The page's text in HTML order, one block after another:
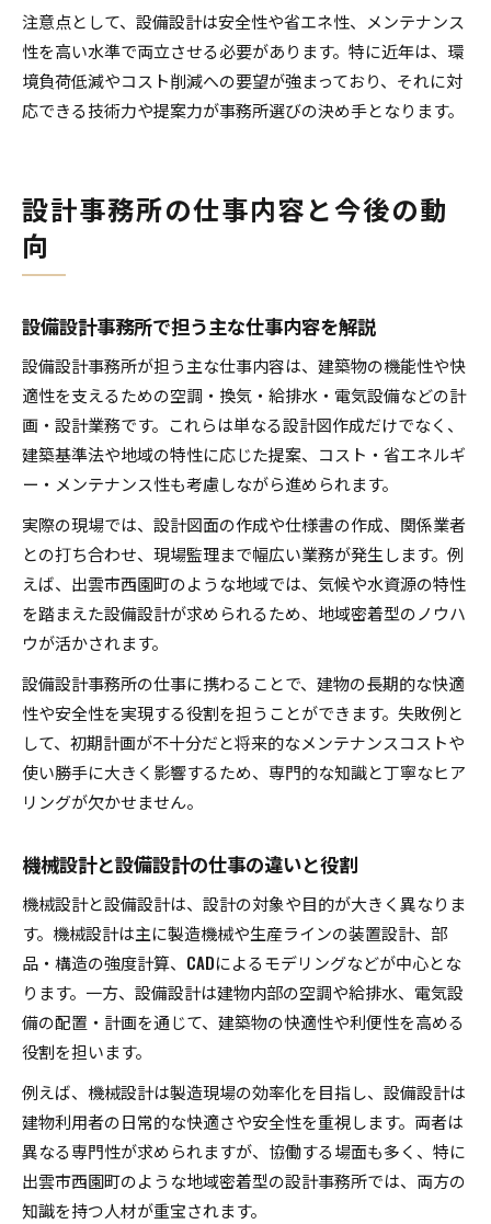
注意点として、設備設計は安全性や省エネ性、メンテナンス
性を高い水準で両立させる必要があります。特に近年は、環
境負荷低減やコスト削減への要望が強まっており、それに対
応できる技術力や提案力が事務所選びの決め手となります。
設計事務所の仕事内容と今後の動
向
設備設計事務所で担う主な仕事内容を解説
設備設計事務所が担う主な仕事内容は、建築物の機能性や快
適性を支えるための空調・換気・給排水・電気設備などの計
画・設計業務です。これらは単なる設計図作成だけでなく、
建築基準法や地域の特性に応じた提案、コスト・省エネルギ
ー・メンテナンス性も考慮しながら進められます。
実際の現場では、設計図面の作成や仕様書の作成、関係業者
との打ち合わせ、現場監理まで幅広い業務が発生します。例
えば、出雲市西園町のような地域では、気候や水資源の特性
を踏まえた設備設計が求められるため、地域密着型のノウハ
ウが活かされます。
設備設計事務所の仕事に携わることで、建物の長期的な快適
性や安全性を実現する役割を担うことができます。失敗例と
して、初期計画が不十分だと将来的なメンテナンスコストや
使い勝手に大きく影響するため、専門的な知識と丁寧なヒア
リングが欠かせません。
機械設計と設備設計の仕事の違いと役割
機械設計と設備設計は、設計の対象や目的が大きく異なりま
す。機械設計は主に製造機械や生産ラインの装置設計、部
品・構造の強度計算、CADによるモデリングなどが中心とな
ります。一方、設備設計は建物内部の空調や給排水、電気設
備の配置・計画を通じて、建築物の快適性や利便性を高める
役割を担います。
例えば、機械設計は製造現場の効率化を目指し、設備設計は
建物利用者の日常的な快適さや安全性を重視します。両者は
異なる専門性が求められますが、協働する場面も多く、特に
出雲市西園町のような地域密着型の設計事務所では、両方の
知識を持つ人材が重宝されます。